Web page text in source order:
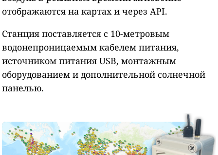
отображаются на картах и через API.
Станция поставляется с 10-метровым
водонепроницаемым кабелем питания,
источником питания USB, монтажным
оборудованием и дополнительной солнечной
панелью.